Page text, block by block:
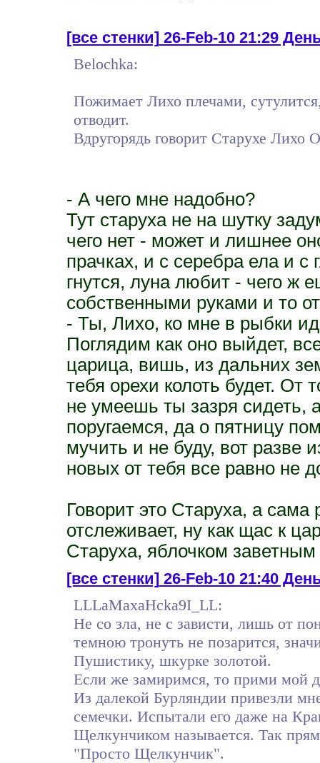
[все стенки]26-Feb-10 21:29
Belochka:
Пожимает Лихо плечами,
отводит.
Вдругорядь говорит Старухе Лихо
- А чего мне надобно?
Тут старуха не на шутку
чего нет - может и лишнее
прачках, и с серебра ела и
гнутся, луна любит - чего ж
собственными руками и то
- Ты, Лихо, ко мне в рыбки
Поглядим как оно выйдет,
царица, вишь, из дальних
тебя орехи колоть будет. От
не умеешь ты зазря сидеть,
поругаемся, да о пятницу
мучить и не буду, вот разве
новых от тебя все равно не
Говорит это Старуха, а
отслеживает, ну как щас к
Старуха, яблочком
[все стенки]26-Feb-10 21:40
LLLaMaxaHcka9I_LL:
Не со зла, не с зависти, лишь от
темною тронуть не позарится,
Пушистику, шкурке золотой.
Если же замиримся, то прими мой
Из далекой Бурляндии привезли
семечки. Испытали его даже на
Щелкунчиком называется. Так
"Просто Щелкунчик".